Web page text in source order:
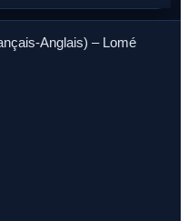
Anglais) – Lomé